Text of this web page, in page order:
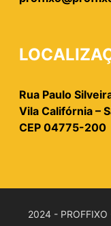
Rua Paulo
Vila Califórnia –
CEP 04775-200
2024 - PROFFIXO